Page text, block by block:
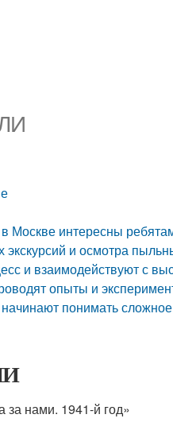
Москве интересны
и осмотра
и взаимодействуют с
опыты и
понимать
нами. 1941-й год»